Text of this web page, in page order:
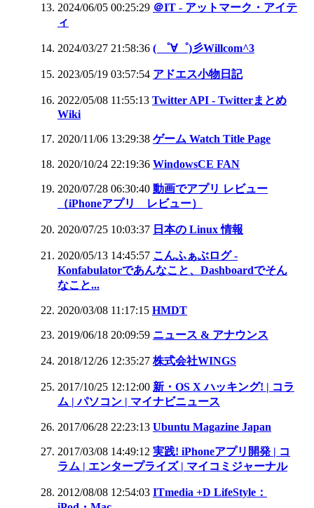
2024/06/05 00:25:29 ＠IT - アットマーク・アイテ
ィ
2024/03/27 21:58:36 ( ゜∀゜)彡Willcom^3
2023/05/19 03:57:54 アドエス小物日記
2022/05/08 11:55:13 Twitter API - Twitterまとめ
Wiki
2020/11/06 13:29:38 ゲーム Watch Title Page
2020/10/24 22:19:36 WindowsCE FAN
2020/07/28 06:30:40 動画でアプリ レビュー
（iPhoneアプリ レビュー）
2020/07/25 10:03:37 日本の Linux 情報
2020/05/13 14:45:57 こんふぁぶログ -
Konfabulatorであんなこと、Dashboardでそん
なこと...
2020/03/08 11:17:15 HMDT
2019/06/18 20:09:59 ニュース & アナウンス
2018/12/26 12:35:27 株式会社WINGS
2017/10/25 12:12:00 新・OS X ハッキング! | コラ
ム | パソコン | マイナビニュース
2017/06/28 22:23:13 Ubuntu Magazine Japan
2017/03/08 14:49:12 実践! iPhoneアプリ開発 | コ
ラム | エンタープライズ | マイコミジャーナル
2012/08/08 12:54:03 ITmedia +D LifeStyle：